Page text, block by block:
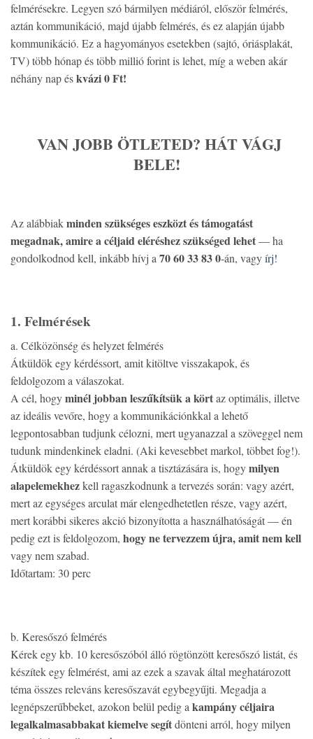
felmérésekre. Legyen szó bármilyen médiáról, először felmérés,
aztán kommunikáció, majd újabb felmérés, és ez alapján újabb
kommunikáció. Ez a hagyományos esetekben (sajtó, óriásplakát,
TV) több hónap és több millió forint is lehet, míg a weben akár
néhány nap éskvázi 0 Ft!
VAN JOBB ÖTLETED? HÁT VÁGJ
BELE!
Az alábbiakminden szükséges eszközt és támogatást
megadnak, amire a céljaid eléréshez szükséged lehet— ha
gondolkodnod kell, inkább hívj a 70 60 33 83 0-án, vagyírj!
1. Felmérések
a. Célközönség és helyzet felmérés
Átküldök egy kérdéssort, amit kitöltve visszakapok, és
feldolgozom a válaszokat.
A cél, hogyminél jobban leszűkítsük a körtaz optimális, illetve
az ideális vevőre, hogy a kommunikációnkkal a lehető
legpontosabban tudjunk célozni, mert ugyanazzal a szöveggel nem
tudunk mindenkinek eladni. (Aki kevesebbet markol, többet fog!).
Átküldök egy kérdéssort annak a tisztázására is, hogymilyen
alapelemekhezkell ragaszkodnunk a tervezés során: vagy azért,
mert az egységes arculat már elengedhetetlen része, vagy azért,
mert korábbi sikeres akció bizonyította a használhatóságát — én
pedig ezt is feldolgozom, hogy ne tervezzem újra, amit nem kell
vagy nem szabad.
Időtartam: 30 perc
b. Keresőszó felmérés
Kérek egy kb. 10 keresőszóból álló rögtönzött keresőszó listát, és
készítek egy felmérést, ami az ezek a szavak által meghatározott
téma összes releváns keresőszavát egybegyűjti. Megadja a
legnépszerűbbeket, azokon belül pedig akampány céljaira
legalkalmasabbakat kiemelve segítdönteni arról, hogy milyen